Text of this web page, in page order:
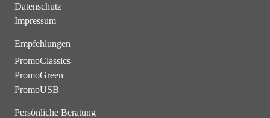
Datenschutz
Impressum
Empfehlungen
PromoClassics
PromoGreen
PromoUSB
Persönliche Beratung